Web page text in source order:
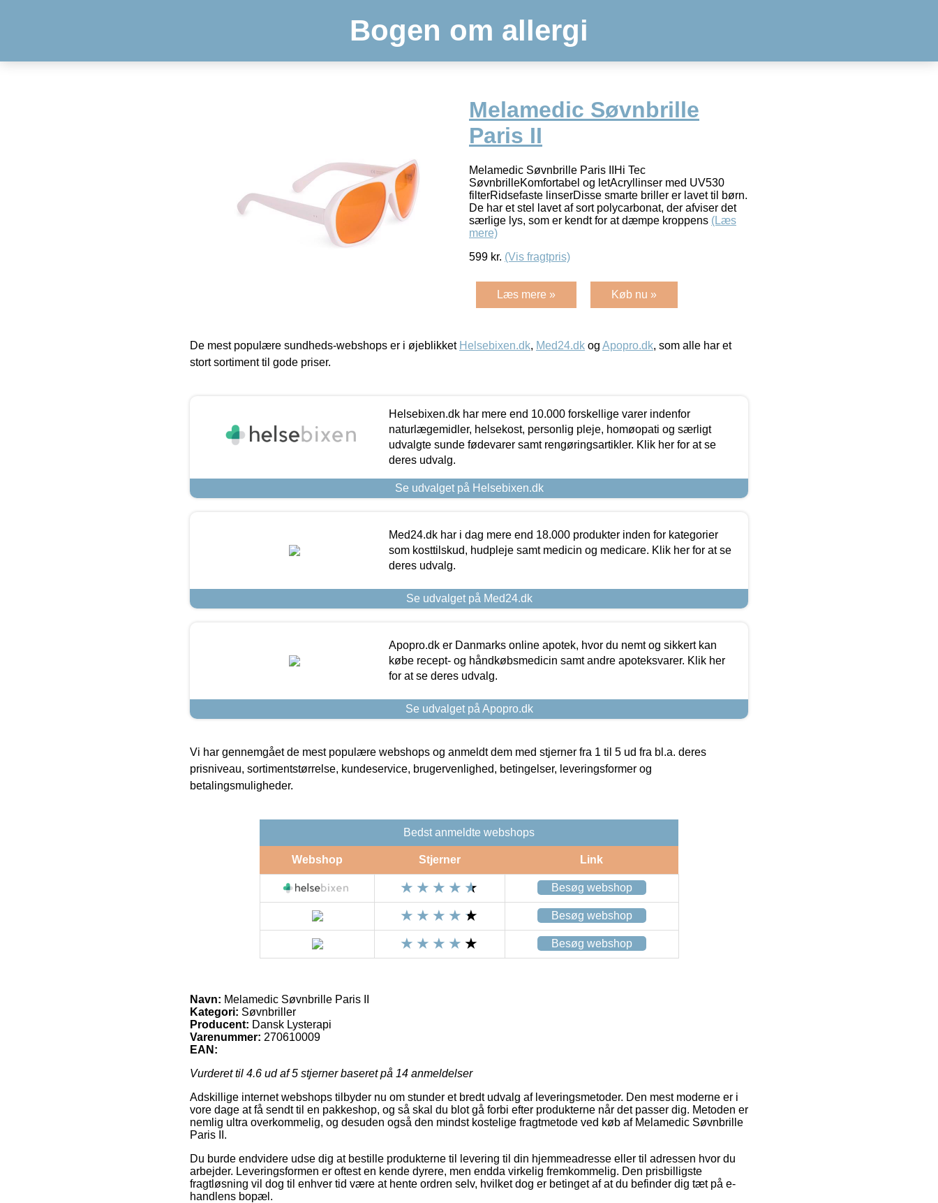
Bogen om allergi
Melamedic Søvnbrille
Paris II
Melamedic Søvnbrille Paris IIHi Tec
SøvnbrilleKomfortabel og letAcryllinser med UV530
filterRidsefaste linserDisse smarte briller er lavet til børn.
De har et stel lavet af sort polycarbonat, der afviser det
særlige lys, som er kendt for at dæmpe kroppens (Læs
mere)
599 kr. (Vis fragtpris)
Læs mere » Køb nu »
De mest populære sundheds-webshops er i øjeblikket Helsebixen.dk, Med24.dk og Apopro.dk, som alle har et
stort sortiment til gode priser.
Helsebixen.dk har mere end 10.000 forskellige varer indenfor
naturlægemidler, helsekost, personlig pleje, homøopati og særligt
udvalgte sunde fødevarer samt rengøringsartikler. Klik her for at se
deres udvalg.
Se udvalget på Helsebixen.dk
Med24.dk har i dag mere end 18.000 produkter inden for kategorier
som kosttilskud, hudpleje samt medicin og medicare. Klik her for at se
deres udvalg.
Se udvalget på Med24.dk
Apopro.dk er Danmarks online apotek, hvor du nemt og sikkert kan
købe recept- og håndkøbsmedicin samt andre apoteksvarer. Klik her
for at se deres udvalg.
Se udvalget på Apopro.dk
Vi har gennemgået de mest populære webshops og anmeldt dem med stjerner fra 1 til 5 ud fra bl.a. deres
prisniveau, sortimentstørrelse, kundeservice, brugervenlighed, betingelser, leveringsformer og
betalingsmuligheder.
Bedst anmeldte webshops
Webshop Stjerner Link
Besøg webshop
Besøg webshop
Besøg webshop
Navn: Melamedic Søvnbrille Paris II
Kategori: Søvnbriller
Producent: Dansk Lysterapi
Varenummer: 270610009
EAN:
Vurderet til 4.6 ud af 5 stjerner baseret på 14 anmeldelser
Adskillige internet webshops tilbyder nu om stunder et bredt udvalg af leveringsmetoder. Den mest moderne er i
vore dage at få sendt til en pakkeshop, og så skal du blot gå forbi efter produkterne når det passer dig. Metoden er
nemlig ultra overkommelig, og desuden også den mindst kostelige fragtmetode ved køb af Melamedic Søvnbrille
Paris II.
Du burde endvidere udse dig at bestille produkterne til levering til din hjemmeadresse eller til adressen hvor du
arbejder. Leveringsformen er oftest en kende dyrere, men endda virkelig fremkommelig. Den prisbilligste
fragtløsning vil dog til enhver tid være at hente ordren selv, hvilket dog er betinget af at du befinder dig tæt på e-
handlens bopæl.